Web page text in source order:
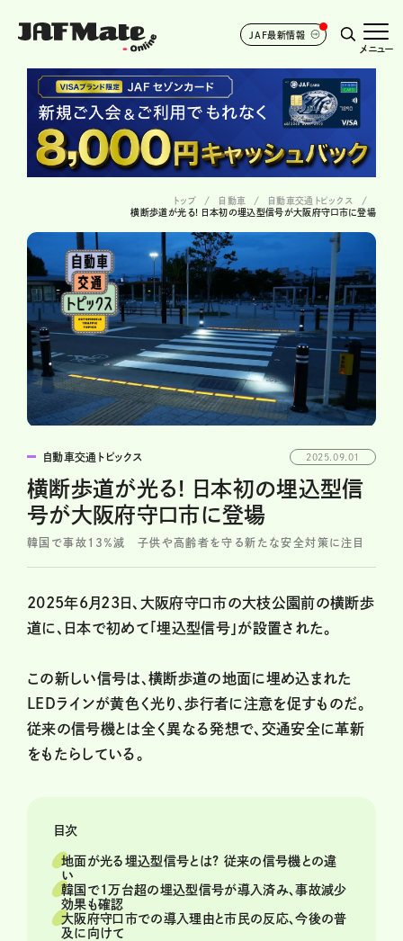
JAF最新情報
メニュー
トップ 自動車
自動車交通トピックス
横断歩道が光る! 日本初の埋込型信号が大阪府守口市に登場
自動車交通トピックス 2025.09.01
横断歩道が光る! 日本初の埋込型信
号が大阪府守口市に登場
韓国で事故13％減 子供や高齢者を守る新たな安全対策に注目
2025年6月23日、大阪府守口市の大枝公園前の横断歩
道に、日本で初めて「埋込型信号」が設置された。
この新しい信号は、横断歩道の地面に埋め込まれた
LEDラインが黄色く光り、歩行者に注意を促すものだ。
従来の信号機とは全く異なる発想で、交通安全に革新
をもたらしている。
目次
地面が光る埋込型信号とは? 従来の信号機との違
い
韓国で1万台超の埋込型信号が導入済み、事故減少
効果も確認
大阪府守口市での導入理由と市民の反応、今後の普
及に向けて